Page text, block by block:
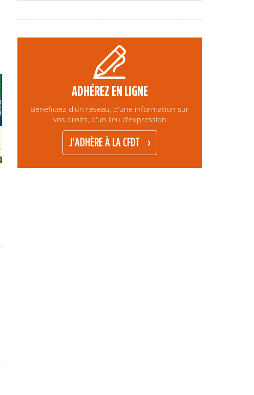
ADHÉREZ EN LIGNE
Bénéficiez d'un réseau, d'une information sur
vos droits, d'un lieu d'expression
J'ADHÈRE À LA CFDT